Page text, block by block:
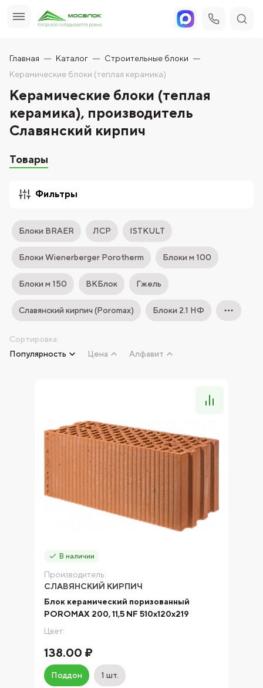
Главная Каталог
Строительные блоки
Керамические блоки (теплая керамика)
Керамические блоки (теплая
керамика), производитель
Славянский кирпич
Товары
Фильтры
Блоки BRAER ЛСР ISTKULT
Блоки Wienerberger Porotherm Блоки м 100
Блоки м 150 ВКБлок Гжель
Славянский кирпич (Poromax) Блоки 2.1 НФ
Сортировка:
Популярность
Цена Алфавит
В наличии
Производитель:
СЛАВЯНСКИЙ КИРПИЧ
Блок керамический поризованный
POROMAX 200, 11,5 NF 510х120х219
Цвет:
138.00 ₽
Поддон 1 шт.